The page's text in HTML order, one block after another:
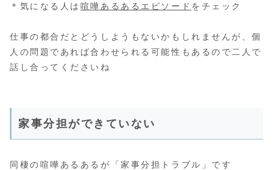
＊気になる人は 喧嘩あるあるエピソード をチェック
仕事の都合だとどうしようもないかもしれませんが、個
人の問題であれば合わせられる可能性もあるので二人で
話し合ってくださいね
家事分担ができていない
同棲の喧嘩あるあるが「家事分担トラブル」です